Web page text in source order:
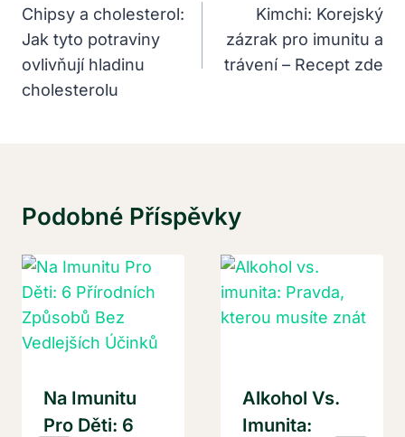
Pro
Příspěvek
Chipsy a cholesterol:
Jak tyto potraviny
ovlivňují hladinu
cholesterolu
Kimchi: Korejský
zázrak pro imunitu a
trávení – Recept zde
Podobné Příspěvky
Na Imunitu
Pro Děti: 6
Alkohol Vs.
Imunita: